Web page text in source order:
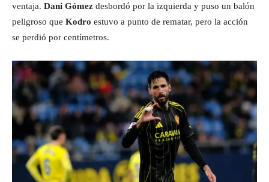
ventaja. Dani Gómez desbordó por la izquierda y puso un balón
peligroso que Kodro estuvo a punto de rematar, pero la acción
se perdió por centímetros.